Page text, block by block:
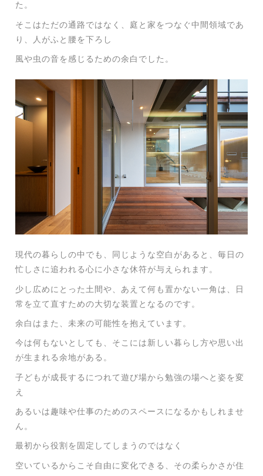
た。
そこはただの通路ではなく、庭と家をつなぐ中間領域であ
り、人がふと腰を下ろし
風や虫の音を感じるための余白でした。
現代の暮らしの中でも、同じような空白があると、毎日の
忙しさに追われる心に小さな休符が与えられます。
少し広めにとった土間や、あえて何も置かない一角は、日
常を立て直すための大切な装置となるのです。
余白はまた、未来の可能性を抱えています。
今は何もないとしても、そこには新しい暮らし方や思い出
が生まれる余地がある。
子どもが成長するにつれて遊び場から勉強の場へと姿を変
え
あるいは趣味や仕事のためのスペースになるかもしれませ
ん。
最初から役割を固定してしまうのではなく
空いているからこそ自由に変化できる、その柔らかさが住